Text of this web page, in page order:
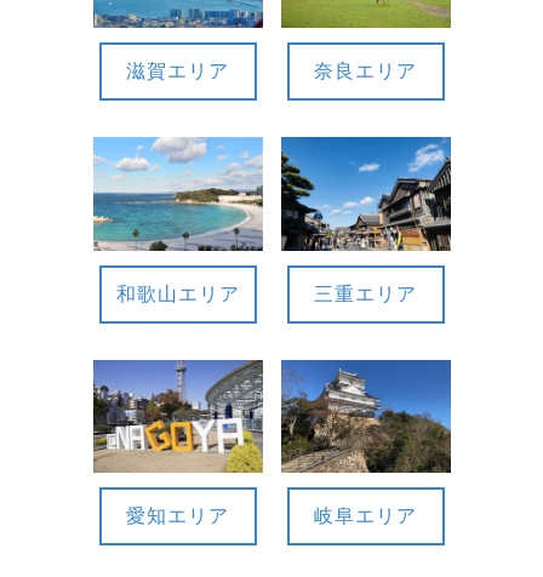
滋賀エリア 奈良エリア
和歌山エリア 三重エリア
愛知エリア 岐阜エリア